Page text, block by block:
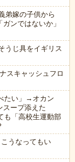
弟嫁の子供から
ンではないか」
うじ具をイギリス
スキャッシュフロ
たい」→オカン
スープ添えた
も「高校生運動部
うなってもい